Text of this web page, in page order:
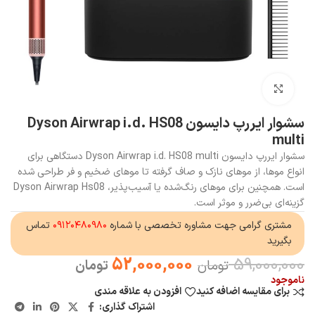
سشوار ایررپ دایسون Dyson Airwrap i.d. HS08
multi
سشوار ایررپ دایسون Dyson Airwrap i.d. HS08 multi دستگاهی برای
انواع موها، از موهای نازک و صاف گرفته تا موهای ضخیم و فر طراحی شده
است. همچنین برای موهای رنگ‌شده یا آسیب‌پذیر، Dyson Airwrap Hs08
گزینه‌ای بی‌ضرر و موثر است.
مشتری گرامی جهت مشاوره تخصصی با شماره ۰۹۱۲۰۴۸۰۹۸۰ تماس
بگیرید
59,000,000 تومان 52,000,000 تومان
ناموجود
برای مقایسه اضافه کنید
افزودن به علاقه مندی
اشتراک گذاری: